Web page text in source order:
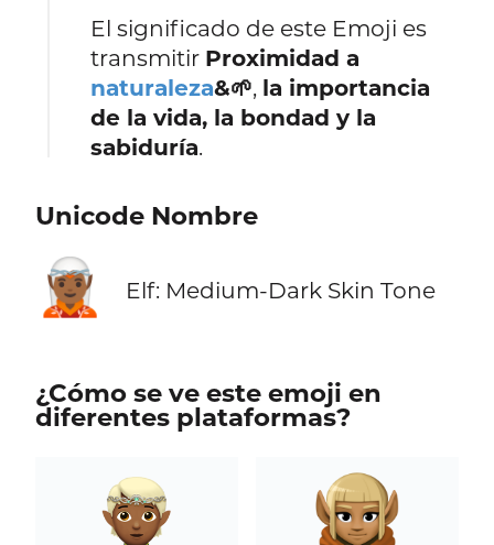
El significado de este Emoji es
transmitir Proximidad a
naturaleza&🌱, la importancia
de la vida, la bondad y la
sabiduría.
Unicode Nombre
🧝🏾 Elf: Medium-Dark Skin Tone
¿Cómo se ve este emoji en
diferentes plataformas?